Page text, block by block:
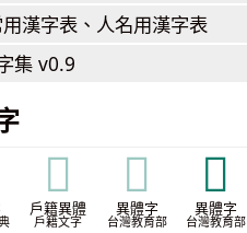
漢字表 、人名用漢字表
集 v0.9
𢇼
戶籍異體
戶籍文字
𢇼
異體字
台灣教育部
𢧩
異體字
台灣教育部